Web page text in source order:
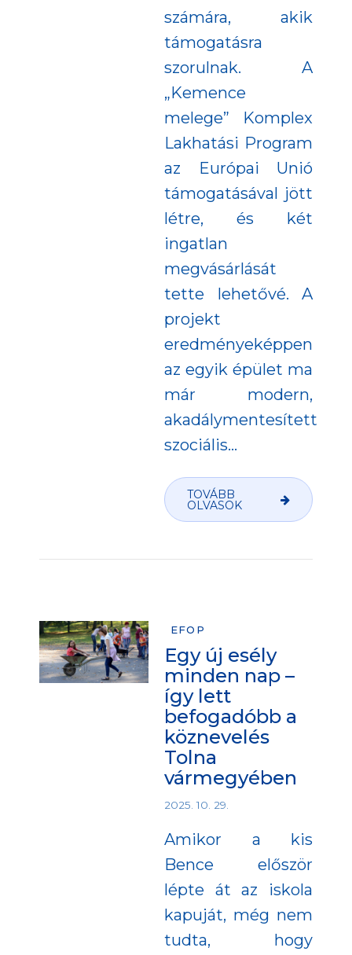
számára, akik
támogatásra
szorulnak. A
„Kemence
melege” Komplex
Lakhatási Program
az Európai Unió
támogatásával jött
létre, és két
ingatlan
megvásárlását
tette lehetővé. A
projekt
eredményeképpen
az egyik épület ma
már modern,
akadálymentesített
szociális...
TOVÁBB
OLVASOK
EFOP
Egy új esély
minden nap –
így lett
befogadóbb a
köznevelés
Tolna
vármegyében
2025. 10. 29.
Amikor a kis
Bence először
lépte át az iskola
kapuját, még nem
tudta, hogy